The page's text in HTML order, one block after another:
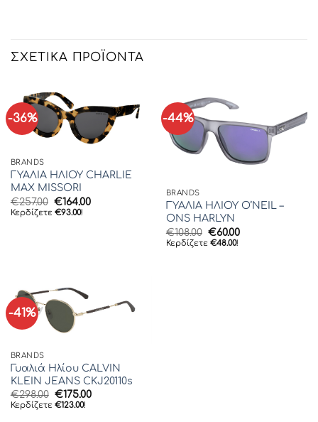
ΣΧΕΤΙΚΆ ΠΡΟΪΌΝΤΑ
-36%
BRANDS
ΓΥΑΛΙΑ ΗΛΙΟΥ CHARLIE
MAX MISSORI
€257.00 Original
price
€164.00Η
Κερδίζετε €93.00!
-44%
BRANDS
ΓΥΑΛΙΑ ΗΛΙΟΥ O’NEIL –
ONS HARLYN
€108.00 Original
price
€60.00Η
Κερδίζετε €48.00!
-41%
BRANDS
Γυαλιά Ηλίου CALVIN
KLEIN JEANS CKJ20110s
€298.00 Original
price
€175.00Η
Κερδίζετε €123.00!